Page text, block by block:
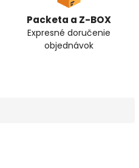
Packeta a Z-BOX
Expresné doručenie
objednávok